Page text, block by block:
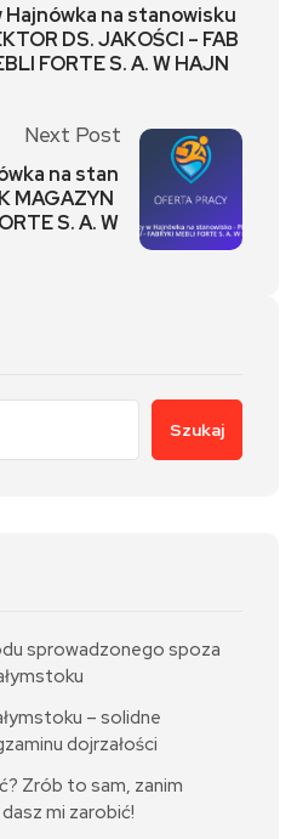
Hajnówka na stanowisku
DS. JAKOŚCI – FAB
FORTE S. A. W HAJN
Next Post
na stan
MAGAZYN
S. A. W
Szukaj
sprowadzonego spoza
– solidne
dojrzałości
Zrób to sam, zanim
mi zarobić!